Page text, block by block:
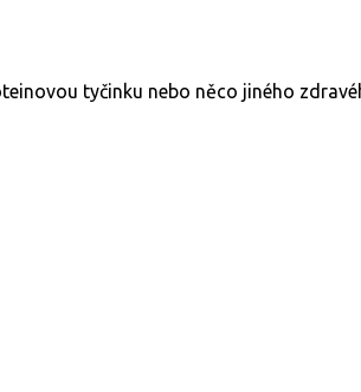
tyčinku nebo něco jiného